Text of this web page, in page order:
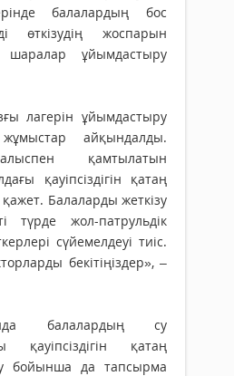
балалардың бос
өткізудің жоспарын
шаралар ұйымдастыру
лагерін ұйымдастыру
айқындалды.
қамтылатын
қауіпсіздігін қатаң
Балаларды жеткізу
түрде жол-патрульдік
сүйемелдеуі тиіс.
бекітіңіздер», –
балалардың су
қауіпсіздігін қатаң
бойынша да тапсырма